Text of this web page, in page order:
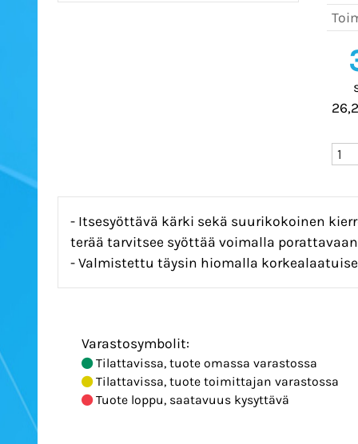
- Itsesyöttävä kärki sekä suurikokoinen
terää tarvitsee syöttää voimalla
- Valmistettu täysin hiomalla
Varastosymbolit:
Tilattavissa, tuote omassa varastossa
Tilattavissa, tuote toimittajan varastossa
Tuote loppu, saatavuus kysyttävä